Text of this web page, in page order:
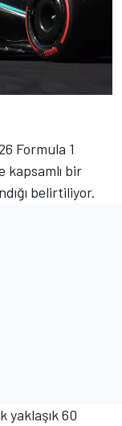
Formula 1
kapsamlı bir
belirtiliyor.
yaklaşık 60